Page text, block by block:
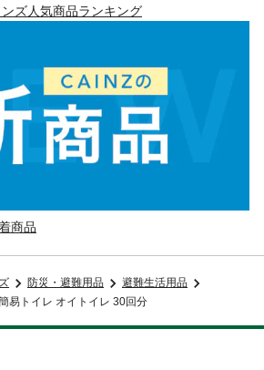
ンズ人気商品ランキング
商品
防災・避難用品
避難生活用品
易トイレ オイトイレ 30回分